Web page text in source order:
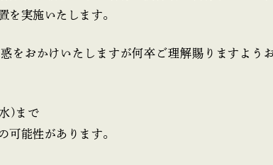
を実施いたします。
をおかけいたしますが何卒ご理解賜りますよう
)まで
可能性があります。